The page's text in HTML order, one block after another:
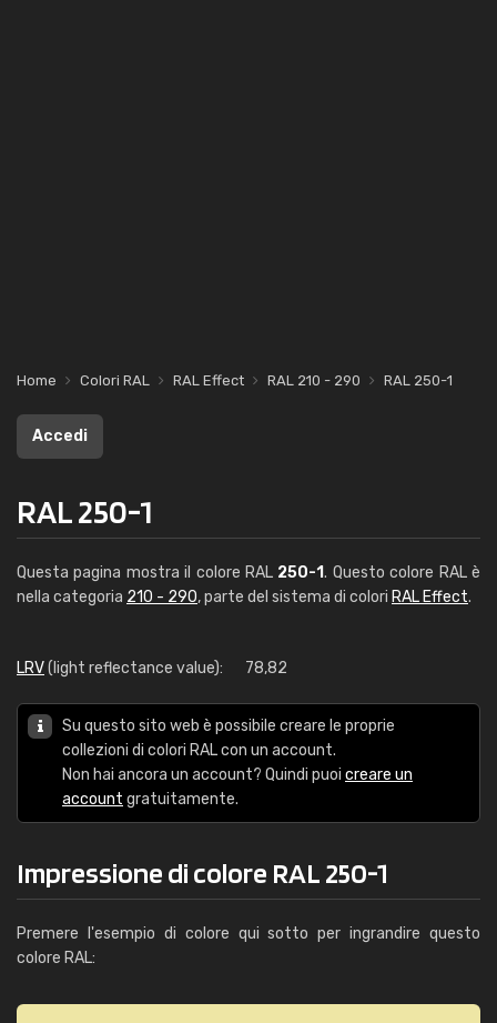
Home Colori RAL RAL Effect RAL 210 - 290 RAL 250-1
Accedi
RAL 250-1
Questa pagina mostra il colore RAL 250-1. Questo colore RAL è
nella categoria 210 - 290, parte del sistema di colori RAL Effect.
LRV(light reflectance value): 78,82
Su questo sito web è possibile creare le proprie
collezioni di colori RAL con un account.
Non hai ancora un account? Quindi puoi creare un
account gratuitamente.
Impressione di colore RAL 250-1
Premere l'esempio di colore qui sotto per ingrandire questo
colore RAL: